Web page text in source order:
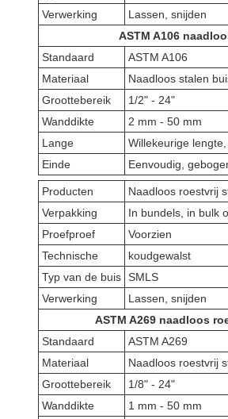
Verwerking
Lassen, snijden
ASTM A106
Standaard
ASTM A106
Materiaal
Naadloos stalen
Groottebereik
1/2" - 24"
Wanddikte
2 mm - 50 mm
Lange
Willekeurige lengte,
Einde
Eenvoudig,
Producten
Naadloos roestvrij
Verpakking
In bundels, in bulk
Proefproef
Voorzien
Technische
koudgewalst
Typ van de buis SMLS
Verwerking
Lassen, snijden
ASTM A269 naadloos
Standaard
ASTM A269
Materiaal
Naadloos roestvrij
Groottebereik
1/8" - 24"
Wanddikte
1 mm - 50 mm